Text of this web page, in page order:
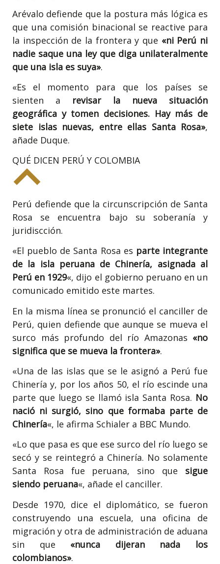
Arévalo defiende que la postura más lógica es
que una comisión binacional se reactive para
la inspección de la frontera y que «ni Perú ni
nadie saque una ley que diga unilateralmente
que una isla es suya».
«Es el momento para que los países se
sienten a revisar la nueva situación
geográfica y tomen decisiones. Hay más de
siete islas nuevas, entre ellas Santa Rosa»,
añade Duque.
QUÉ DICEN PERÚ Y COLOMBIA
Perú defiende que la circunscripción de Santa
Rosa se encuentra bajo su soberanía y
juridiscción.
«El pueblo de Santa Rosa es parte integrante
de la isla peruana de Chinería, asignada al
Perú en 1929«, dijo el gobierno peruano en un
comunicado emitido este martes.
En la misma línea se pronunció el canciller de
Perú, quien defiende que aunque se mueva el
surco más profundo del río Amazonas «no
significa que se mueva la frontera».
«Una de las islas que se le asignó a Perú fue
Chinería y, por los años 50, el río escinde una
parte que luego se llamó isla Santa Rosa. No
nació ni surgió, sino que formaba parte de
Chinería«, le afirma Schialer a BBC Mundo.
«Lo que pasa es que ese surco del río luego se
secó y se reintegró a Chinería. No solamente
Santa Rosa fue peruana, sino que sigue
siendo peruana«, añade el canciller.
Desde 1970, dice el diplomático, se fueron
construyendo una escuela, una oficina de
migración y otra de administración de aduana
sin que «nunca dijeran nada los
colombianos».